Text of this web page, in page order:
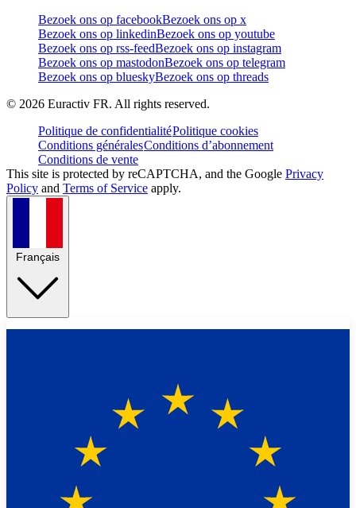
Bezoek ons op facebookBezoek ons op x
Bezoek ons op linkedinBezoek ons op youtube
Bezoek ons op rss-feedBezoek ons op instagram
Bezoek ons op mastodonBezoek ons op telegram
Bezoek ons op blueskyBezoek ons op threads
© 2026 Euractiv FR. All rights reserved.
Politique de confidentialitéPolitique cookies
Conditions généralesConditions d’abonnement
Conditions de vente
This site is protected by reCAPTCHA, and the Google Privacy
Policy and Terms of Service apply.
Français